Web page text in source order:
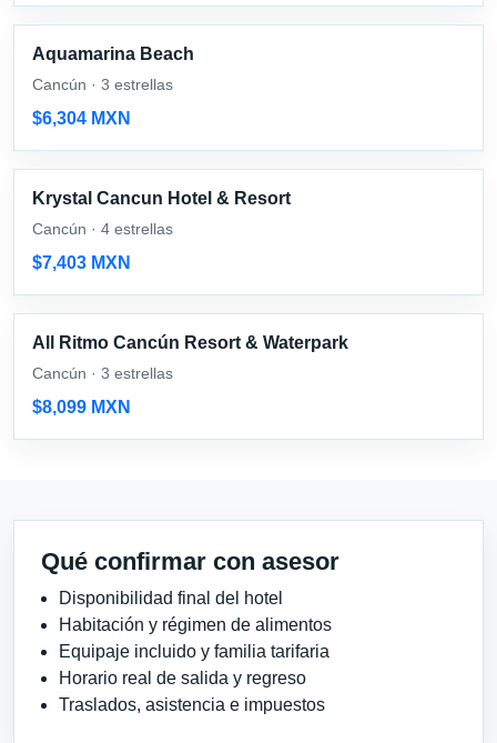
Aquamarina Beach
Cancún · 3 estrellas
$6,304 MXN
Krystal Cancun Hotel & Resort
Cancún · 4 estrellas
$7,403 MXN
All Ritmo Cancún Resort & Waterpark
Cancún · 3 estrellas
$8,099 MXN
Qué confirmar con asesor
Disponibilidad final del hotel
Habitación y régimen de alimentos
Equipaje incluido y familia tarifaria
Horario real de salida y regreso
Traslados, asistencia e impuestos